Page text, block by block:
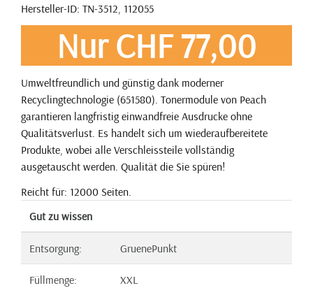
Hersteller-ID: TN-3512, 112055
Nur CHF 77,00
Umweltfreundlich und günstig dank moderner
Recyclingtechnologie (651580). Tonermodule von Peach
garantieren langfristig einwandfreie Ausdrucke ohne
Qualitätsverlust. Es handelt sich um wiederaufbereitete
Produkte, wobei alle Verschleissteile vollständig
ausgetauscht werden. Qualität die Sie spüren!
Reicht für: 12000 Seiten.
Gut zu wissen
Entsorgung: GruenePunkt
Füllmenge: XXL